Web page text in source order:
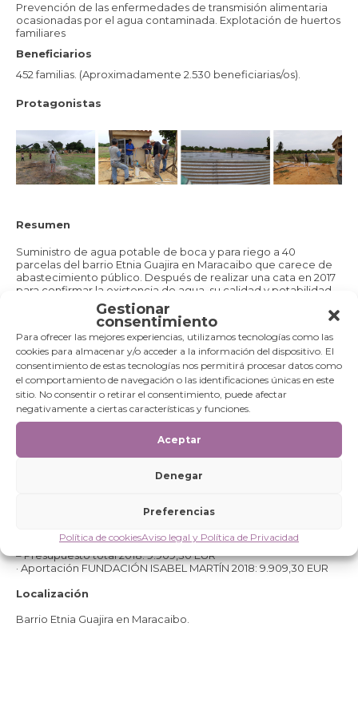
Gestionar
consentimiento
Para ofrecer las mejores experiencias, utilizamos tecnologías como las
cookies para almacenar y/o acceder a la información del dispositivo. El
consentimiento de estas tecnologías nos permitirá procesar datos como
el comportamiento de navegación o las identificaciones únicas en este
sitio. No consentir o retirar el consentimiento, puede afectar
negativamente a ciertas características y funciones.
Aceptar
Denegar
Preferencias
Política de cookiesAviso legal y Política de Privacidad
Prevención de las enfermedades de transmisión alimentaria
ocasionadas por el agua contaminada. Explotación de huertos
familiares
Beneficiarios
452 familias. (Aproximadamente 2.530 beneficiarias/os).
Protagonistas
Resumen
Suministro de agua potable de boca y para riego a 40
parcelas del barrio Etnia Guajira en Maracaibo que carece de
abastecimiento público. Después de realizar una cata en 2017
para confirmar la existencia de agua, su calidad y potabilidad,
se llevó a cabo la perforación, y en 2018 la adquisición de la
bomba y puesta en marcha. En 2019 se construye el tanque y
se pone en funcionamiento, pero se detectan graves
problemas de salinidad del agua (confirmados en la cata
previa) que se habían agravado. Actualmente en espera de
planta potabilizadora.
Periodo de ejecución
2016 – 2019
Presupuesto
– Presupuesto total 2016: 6.500,00 EUR.
– Presupuesto total 2017: 8.000,00 EUR
– Presupuesto total 2018: 9.909,30 EUR
· Aportación FUNDACIÓN ISABEL MARTÍN 2018: 9.909,30 EUR
Localización
Barrio Etnia Guajira en Maracaibo.